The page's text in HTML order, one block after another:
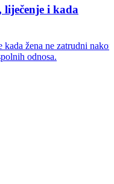
liječenje i kada
žena ne zatrudni nakon
odnosa.